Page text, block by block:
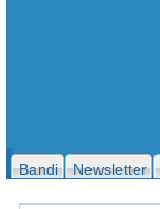
Bandi Newsletter